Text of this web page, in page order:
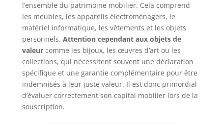
l’ensemble du patrimoine mobilier. Cela comprend
les meubles, les appareils électroménagers, le
matériel informatique, les vêtements et les objets
personnels. Attention cependant aux objets de
valeurcomme les bijoux, les œuvres d’art ou les
collections, qui nécessitent souvent une déclaration
spécifique et une garantie complémentaire pour être
indemnisés à leur juste valeur. Il est donc primordial
d’évaluer correctement son capital mobilier lors de la
souscription.